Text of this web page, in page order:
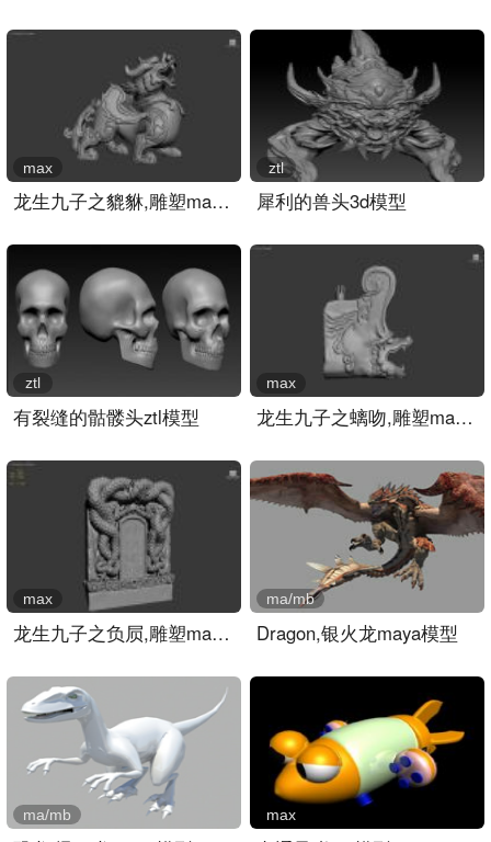
龙生九子之貔貅,雕塑max3d..
max
犀利的兽头3d模型
ztl
有裂缝的骷髅头ztl模型
ztl
龙生九子之螭吻,雕塑max3d..
max
龙生九子之负屃,雕塑max3d..
max
Dragon,银火龙maya模型
ma/mb
ma/mb max